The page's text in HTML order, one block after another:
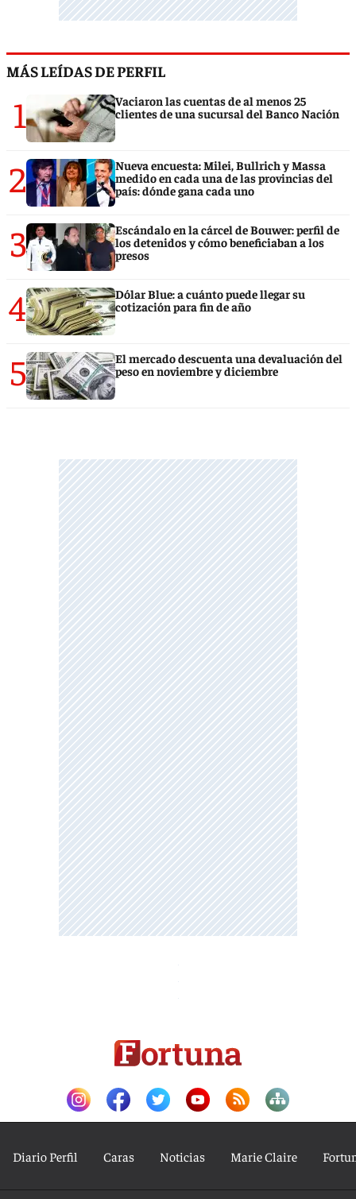
MÁS LEÍDAS DE PERFIL
1
Vaciaron las cuentas de al menos 25
clientes de una sucursal del Banco Nación
2
Nueva encuesta: Milei, Bullrich y Massa
medido en cada una de las provincias del
país: dónde gana cada uno
3
Escándalo en la cárcel de Bouwer: perfil de
los detenidos y cómo beneficiaban a los
presos
4
Dólar Blue: a cuánto puede llegar su
cotización para fin de año
5
El mercado descuenta una devaluación del
peso en noviembre y diciembre
Diario Perfil Caras Noticias Marie Claire